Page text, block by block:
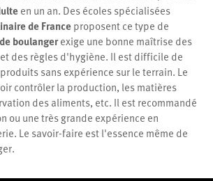
en un an. Des écoles spécialisées
de Franceproposent ce type de
boulangerexige une bonne maîtrise des
des règles d'hygiène. Il est difficile de
sans expérience sur le terrain. Le
contrôler la production, les matières
des aliments, etc. Il est recommandé
ou une très grande expérience en
Le savoir-faire est l'essence même de